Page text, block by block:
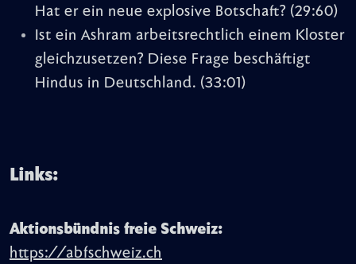
Hat er ein neue explosive Botschaft? (29:60)
Ist ein Ashram arbeitsrechtlich einem Kloster
gleichzusetzen? Diese Frage beschäftigt
Hindus in Deutschland. (33:01)
Links:
Aktionsbündnis freie Schweiz:
https://abfschweiz.ch